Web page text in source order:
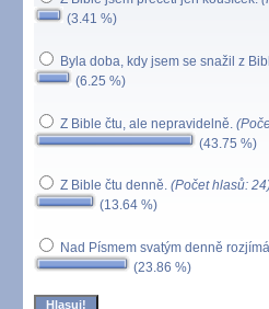
(3.41 %)
Byla doba, kdy jsem se snažil z
(6.25 %)
Z Bible čtu, ale nepravidelně.
(43.75 %)
Z Bible čtu denně. (Počet hlasů:
(13.64 %)
Nad Písmem svatým denně
(23.86 %)